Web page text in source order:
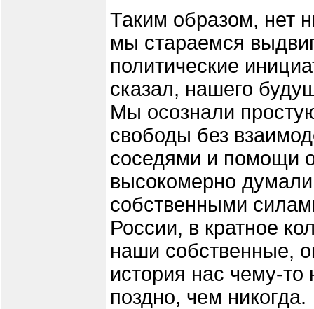
Таким образом, нет
мы стараемся
политические
сказал, нашего
Мы осознали
свободы без
соседями и помощи
высокомерно
собственными
России, в кратное
наши собственные,
история нас чему-то
поздно, чем никогда.